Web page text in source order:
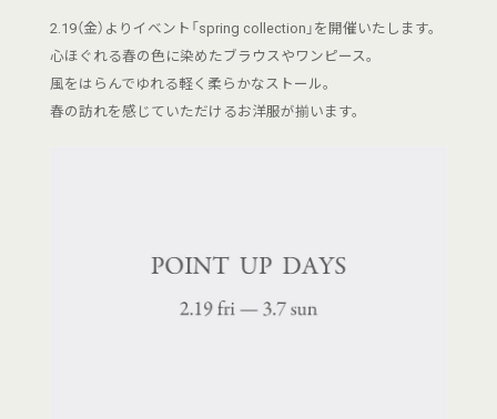
2.19（金）よりイベント「spring collection」を開催いたします。
心ほぐれる春の色に染めたブラウスやワンピース。
風をはらんでゆれる軽く柔らかなストール。
春の訪れを感じていただけるお洋服が揃います。